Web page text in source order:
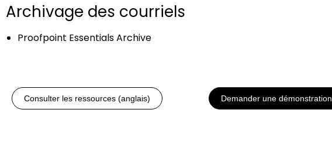
Archivage des courriels
Proofpoint Essentials Archive
Consulter les ressources (anglais) Demander une démonstration